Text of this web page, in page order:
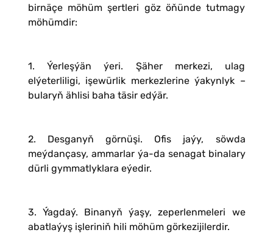
birnäçe möhüm şertleri göz öňünde tutmagy
möhümdir:
1. Ýerleşýän ýeri. Şäher merkezi, ulag
elýeterliligi, işewürlik merkezlerine ýakynlyk –
bularyň ählisi baha täsir edýär.
2. Desganyň görnüşi. Ofis jaýy, söwda
meýdançasy, ammarlar ýa-da senagat binalary
dürli gymmatlyklara eýedir.
3. Ýagdaý. Binanyň ýaşy, zeperlenmeleri we
abatlaýyş işleriniň hili möhüm görkezijilerdir.